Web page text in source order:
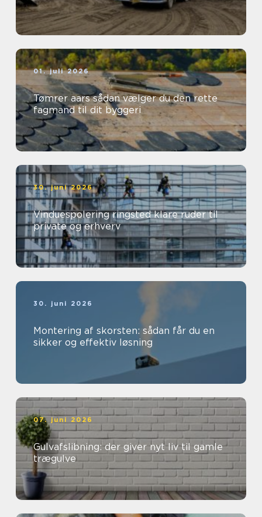
01. juli 2026
Tømrer aars sådan vælger du den rette
fagmand til dit byggeri
30. juni 2026
Vinduespolering ringsted klare ruder til
private og erhverv
30. juni 2026
Montering af skorsten: sådan får du en
sikker og effektiv løsning
07. juni 2026
Gulvafslibning: der giver nyt liv til gamle
trægulve